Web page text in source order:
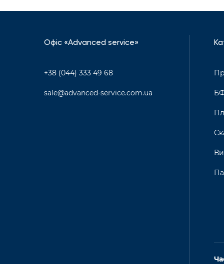
Офіс «Advanced service»
+38 (044) 333 49 68
sale@advanced-service.com.ua